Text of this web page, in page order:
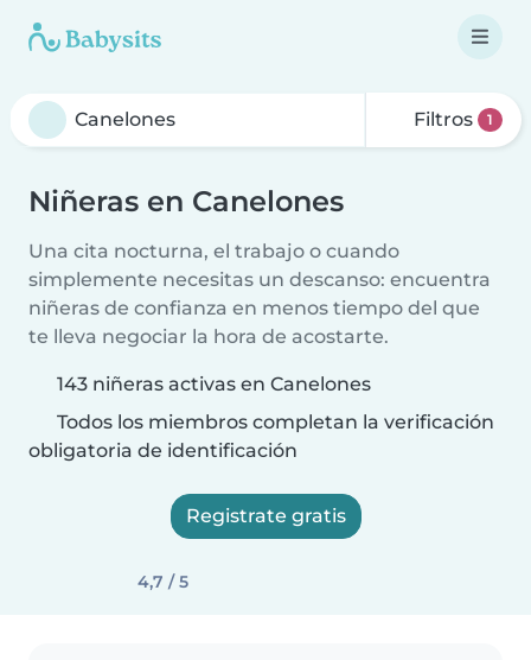
Filtros 1
Niñeras en Canelones
Una cita nocturna, el trabajo o cuando
simplemente necesitas un descanso: encuentra
niñeras de confianza en menos tiempo del que
te lleva negociar la hora de acostarte.
143 niñeras activas en Canelones
Todos los miembros completan la verificación
obligatoria de identificación
Registrate gratis
4,7 / 5